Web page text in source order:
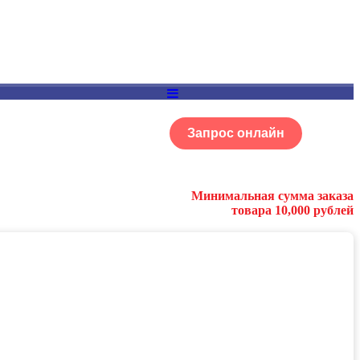
Запрос онлайн
Минимальная сумма заказа
товара 10,000 рублей